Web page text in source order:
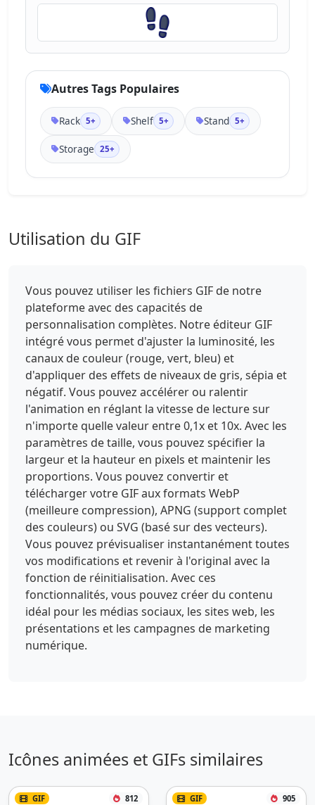
Autres Tags Populaires
Rack 5+ Shelf 5+ Stand 5+
Storage 25+
Utilisation du GIF
Vous pouvez utiliser les fichiers GIF de notre
plateforme avec des capacités de
personnalisation complètes. Notre éditeur GIF
intégré vous permet d'ajuster la luminosité, les
canaux de couleur (rouge, vert, bleu) et
d'appliquer des effets de niveaux de gris, sépia et
négatif. Vous pouvez accélérer ou ralentir
l'animation en réglant la vitesse de lecture sur
n'importe quelle valeur entre 0,1x et 10x. Avec les
paramètres de taille, vous pouvez spécifier la
largeur et la hauteur en pixels et maintenir les
proportions. Vous pouvez convertir et
télécharger votre GIF aux formats WebP
(meilleure compression), APNG (support complet
des couleurs) ou SVG (basé sur des vecteurs).
Vous pouvez prévisualiser instantanément toutes
vos modifications et revenir à l'original avec la
fonction de réinitialisation. Avec ces
fonctionnalités, vous pouvez créer du contenu
idéal pour les médias sociaux, les sites web, les
présentations et les campagnes de marketing
numérique.
Icônes animées et GIFs similaires
GIF 812 GIF 905